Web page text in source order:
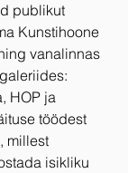
publikut
Kunstihoone
vanalinnas
HOP ja
töödest
millest
isikliku